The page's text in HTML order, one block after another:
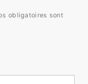
obligatoires sont